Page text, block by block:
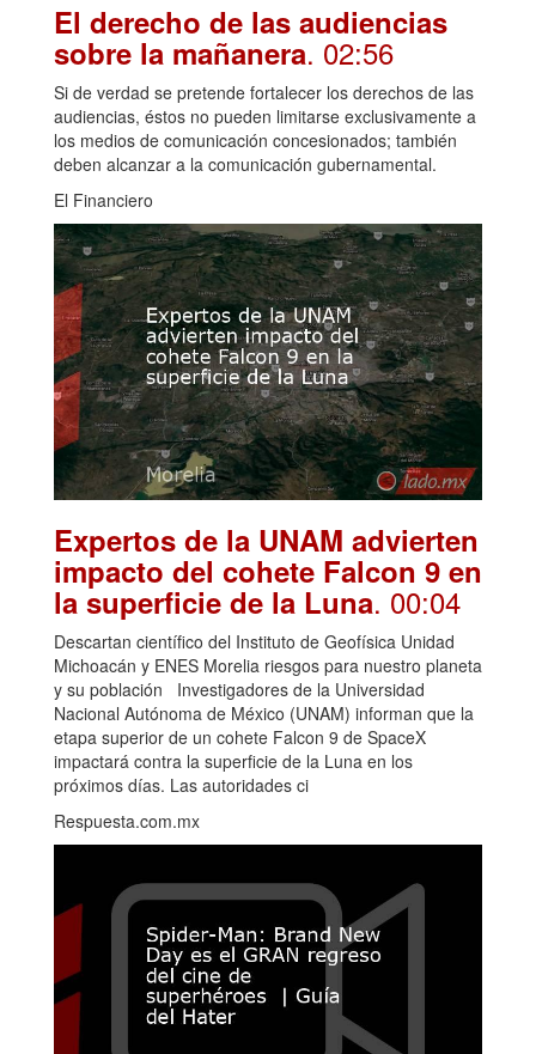
El derecho de las audiencias
sobre la mañanera. 02:56
Si de verdad se pretende fortalecer los derechos de las
audiencias, éstos no pueden limitarse exclusivamente a
los medios de comunicación concesionados; también
deben alcanzar a la comunicación gubernamental.
El Financiero
Expertos de la UNAM advierten
impacto del cohete Falcon 9 en
la superficie de la Luna. 00:04
Descartan científico del Instituto de Geofísica Unidad
Michoacán y ENES Morelia riesgos para nuestro planeta
y su población Investigadores de la Universidad
Nacional Autónoma de México (UNAM) informan que la
etapa superior de un cohete Falcon 9 de SpaceX
impactará contra la superficie de la Luna en los
próximos días. Las autoridades ci
Respuesta.com.mx